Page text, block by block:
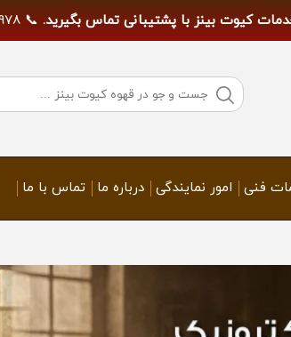
کیوت بینز با پشتیبانی تماس بگیرید. 📞 09398163978
فنی امور نمایندگی درباره ما تماس با ما